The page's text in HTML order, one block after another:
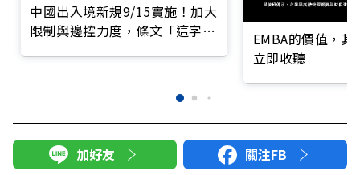
中國出入境新規9/15實施！加大
限制與邊控力度，條文「這字
EMBA的價值，
立即收聽
加好友 關注FB